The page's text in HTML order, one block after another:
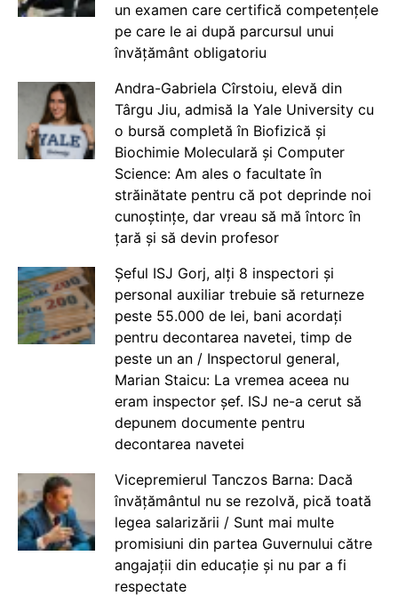
un examen care certifică competențele
pe care le ai după parcursul unui
învățământ obligatoriu
Andra-Gabriela Cîrstoiu, elevă din
Târgu Jiu, admisă la Yale University cu
o bursă completă în Biofizică și
Biochimie Moleculară și Computer
Science: Am ales o facultate în
străinătate pentru că pot deprinde noi
cunoștințe, dar vreau să mă întorc în
țară și să devin profesor
Șeful ISJ Gorj, alți 8 inspectori și
personal auxiliar trebuie să returneze
peste 55.000 de lei, bani acordați
pentru decontarea navetei, timp de
peste un an / Inspectorul general,
Marian Staicu: La vremea aceea nu
eram inspector șef. ISJ ne-a cerut să
depunem documente pentru
decontarea navetei
Vicepremierul Tanczos Barna: Dacă
învățământul nu se rezolvă, pică toată
legea salarizării / Sunt mai multe
promisiuni din partea Guvernului către
angajații din educație și nu par a fi
respectate